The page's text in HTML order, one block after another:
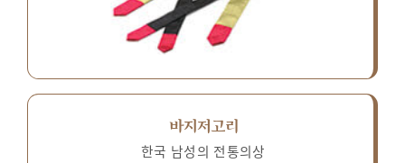
바지저고리
한국 남성의 전통의상